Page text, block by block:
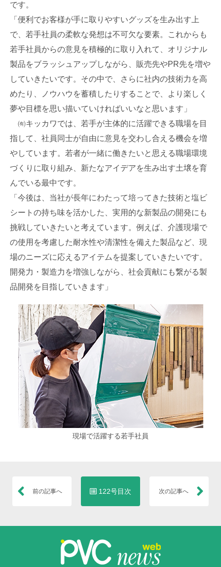
です。
「便利でお客様が手に取りやすいグッズを生み出す上
で、若手社員の柔軟な発想は不可欠な要素。これからも
若手社員からの意見を積極的に取り入れて、オリジナル
製品をブラッシュアップしながら、販売先やPR先を増や
していきたいです。その中で、さらに社内の技術力を高
めたり、ノウハウを蓄積したりすることで、より楽しく
夢や目標を思い描いていければいいなと思います」
㈲キッカワでは、若手が主体的に活躍できる職場を目
指して、社員同士が自由に意見を交わし合える機会を増
やしています。若者が一緒に働きたいと思える職場環境
づくりに取り組み、新たなアイデアを生み出す土壌を育
んでいる最中です。
「今後は、当社が長年にわたって培ってきた技術と塩ビ
シートの持ち味を活かした、実用的な新製品の開発にも
挑戦していきたいと考えています。例えば、介護現場で
の使用を考慮した耐水性や清潔性を備えた製品など、現
場のニーズに応えるアイテムを提案していきたいです。
開発力・製造力を増強しながら、社会貢献にも繋がる製
品開発を目指していきます」
現場で活躍する若手社員
前の記事へ 122号目次 次の記事へ